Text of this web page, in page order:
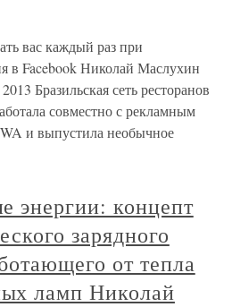
вас каждый раз при
в Facebook Николай Маслухин
Бразильская сеть ресторанов
совместно с рекламным
и выпустила необычное
энергии: концепт
зарядного
от тепла
ламп Николай